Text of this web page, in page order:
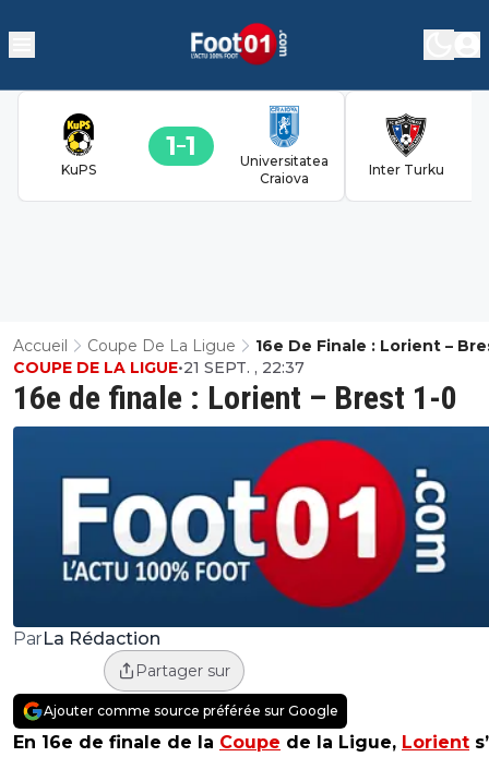
KuPS
1 1
Universitatea
Craiova
Inter Turku
Accueil Coupe De La Ligue 16e De Finale : Lorient –
16e de finale : Lorient – Brest 1-0
COUPE DE LA LIGUE•21 SEPT. , 22:37
ParLa Rédaction
Partager sur
Ajouter comme source préférée sur Google
En 16e de finale de la Coupe de la Ligue, Lorient